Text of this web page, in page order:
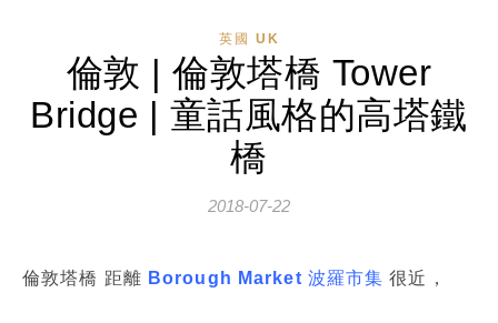
英國 UK
倫敦 | 倫敦塔橋 Tower
Bridge | 童話風格的高塔鐵
橋
2018-07-22
倫敦塔橋 距離 Borough Market 波羅市集 很近，